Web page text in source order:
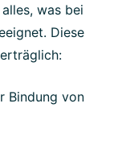
was bei
Diese
Bindung von